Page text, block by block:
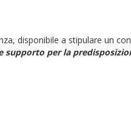
disponibile a stipulare un
supporto per la